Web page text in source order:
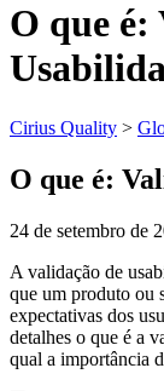
O que é:
Cirius Quality >
O que é:
24 de setembro de
A validação de
que um produto ou
expectativas dos
detalhes o que é a
qual a importância